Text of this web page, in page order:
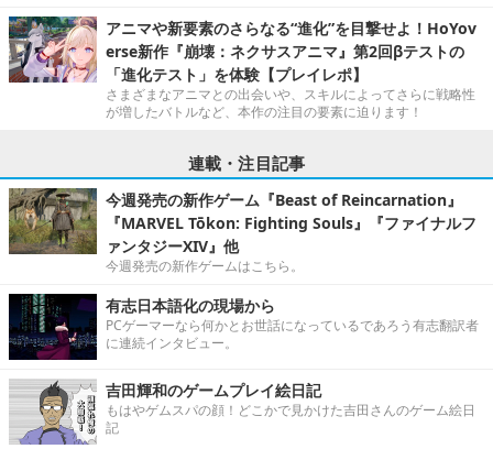
アニマや新要素のさらなる“進化”を目撃せよ！HoYov
erse新作『崩壊：ネクサスアニマ』第2回βテストの
「進化テスト」を体験【プレイレポ】
さまざまなアニマとの出会いや、スキルによってさらに戦略性
が増したバトルなど、本作の注目の要素に迫ります！
連載・注目記事
今週発売の新作ゲーム『Beast of Reincarnation』
『MARVEL Tōkon: Fighting Souls』『ファイナルフ
ァンタジーXIV』他
今週発売の新作ゲームはこちら。
有志日本語化の現場から
PCゲーマーなら何かとお世話になっているであろう有志翻訳者
に連続インタビュー。
吉田輝和のゲームプレイ絵日記
もはやゲムスパの顔！どこかで見かけた吉田さんのゲーム絵日
記